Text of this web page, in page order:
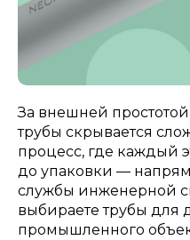
За внешней
трубы скрывается
процесс, где каждый
до упаковки —
службы инженерной
выбираете трубы для
промышленного